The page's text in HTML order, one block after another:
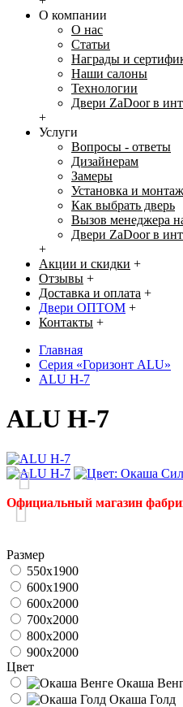
О компании
О нас
Статьи
Награды и
Наши салоны
Технологии
Двери ZaDoor в
+
Услуги
Вопросы - ответы
Дизайнерам
Замеры
Установка и монтаж
Как выбрать дверь
Вызов менеджера
Двери ZaDoor в
+
Акции и скидки +
Отзывы +
Доставка и оплата +
Двери ОПТОМ +
Контакты +
Главная
Серия «Горизонт ALU»
ALU H-7
ALU H-7
Официальный магазин
Размер
550x1900
600x1900
600x2000
700x2000
800x2000
900x2000
Цвет
Окаша
Окаша Голд